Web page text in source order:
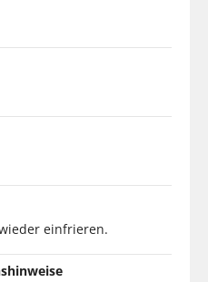
einfrieren.